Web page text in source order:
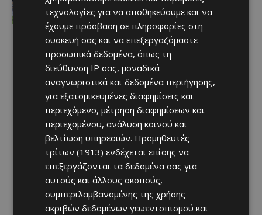
τεχνολογίες για να αποθηκεύουμε και να
έχουμε πρόσβαση σε πληροφορίες στη
συσκευή σας και να επεξεργαζόμαστε
προσωπικά δεδομένα, όπως τη
διεύθυνση IP σας, μοναδικά
αναγνωριστικά και δεδομένα περιήγησης,
για εξατομικευμένες διαφημίσεις και
περιεχόμενο, μέτρηση διαφημίσεων και
περιεχομένου, ανάλυση κοινού και
βελτίωση υπηρεσιών. Προμηθευτές
τρίτων (1913) ενδέχεται επίσης να
επεξεργάζονται τα δεδομένα σας για
αυτούς και άλλους σκοπούς,
συμπεριλαμβανομένης της χρήσης
ακριβών δεδομένων γεωεντοπισμού και